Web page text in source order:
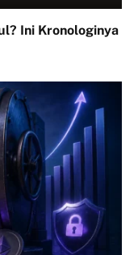
Ini Kronologinya